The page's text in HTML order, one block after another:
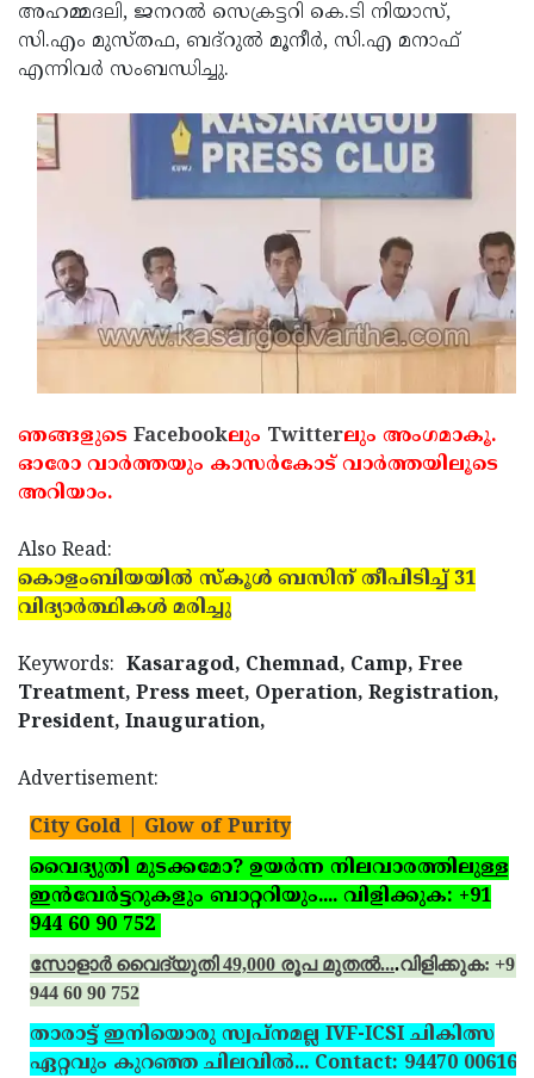
അഹമ്മദലി, ജനറല്‍ സെക്രട്ടറി കെ.ടി നിയാസ്,
സി.എം മുസ്തഫ, ബദ്‌റുല്‍ മൂനീര്‍, സി.എ മനാഫ്
എന്നിവര്‍ സംബന്ധിച്ചു.
ഞങ്ങളുടെ Facebookലും Twitterലും അംഗമാകൂ.
ഓരോ വാര്‍ത്തയും കാസര്‍കോട് വാര്‍ത്തയിലൂടെ
അറിയാം.
Also Read:
കൊളംബിയയില്‍ സ്‌കൂള്‍ ബസിന് തീപിടിച്ച് 31
വിദ്യാര്‍ത്ഥികള്‍ മരിച്ചു
Keywords: Kasaragod, Chemnad, Camp, Free
Treatment, Press meet, Operation, Registration,
President, Inauguration,
Advertisement:
City Gold | Glow of Purity
വൈദ്യുതി മുടക്കമോ? ഉയര്‍ന്ന നിലവാരത്തിലുള്ള
ഇന്‍വേര്‍ട്ടറുകളും ബാറ്ററിയും.... വിളിക്കുക: +91
944 60 90 752
സോളാര്‍ വൈദ്യുതി 49,000 രൂപ മുതല്‍....വിളിക്കുക: +91
944 60 90 752
താരാട്ട് ഇനിയൊരു സ്വപ്‌നമല്ല IVF-ICSI ചികിത്സ
ഏറ്റവും കുറഞ്ഞ ചിലവില്‍... Contact: 94470 00616,